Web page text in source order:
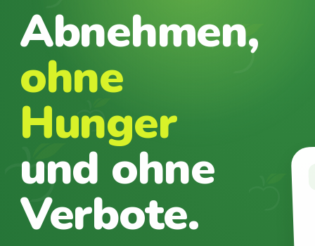
Abnehmen,
ohne
Hunger
und ohne
Verbote.